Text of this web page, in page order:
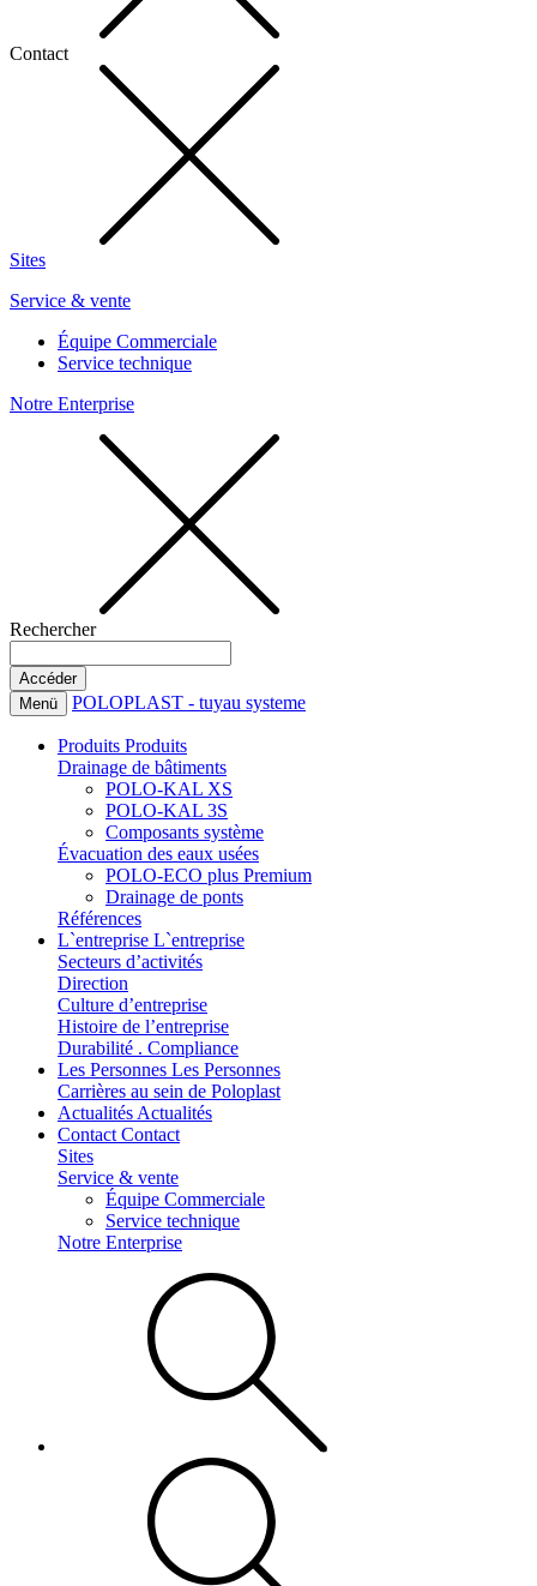
Contact
Sites
Service & vente
Équipe Commerciale
Service technique
Notre Enterprise
Rechercher
Menü POLOPLAST - tuyau systeme
Produits Produits
Drainage de bâtiments
POLO-KAL XS
POLO-KAL 3S
Composants système
Évacuation des eaux usées
POLO-ECO plus Premium
Drainage de ponts
Références
L`entreprise L`entreprise
Secteurs d’activités
Direction
Culture d’entreprise
Histoire de l’entreprise
Durabilité . Compliance
Les Personnes Les Personnes
Carrières au sein de Poloplast
Actualités Actualités
Contact Contact
Sites
Service & vente
Équipe Commerciale
Service technique
Notre Enterprise